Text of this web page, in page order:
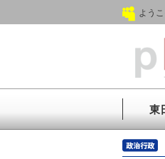
よう
東